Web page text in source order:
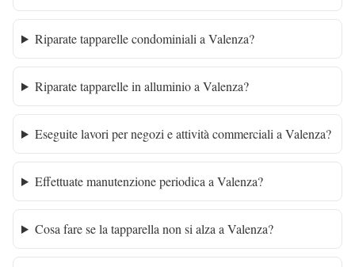
Riparate tapparelle condominiali a Valenza?
Riparate tapparelle in alluminio a Valenza?
Eseguite lavori per negozi e attività commerciali a Valenza?
Effettuate manutenzione periodica a Valenza?
Cosa fare se la tapparella non si alza a Valenza?